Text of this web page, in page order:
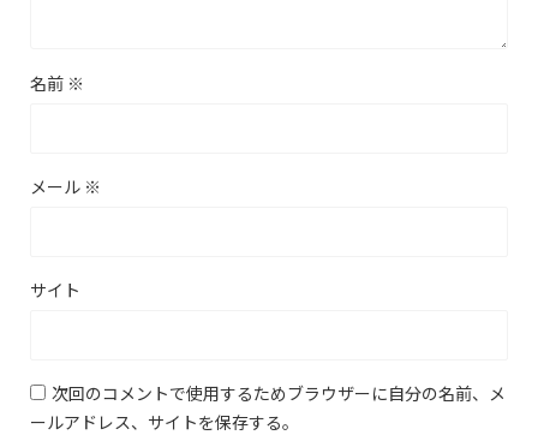
名前 ※
メール ※
サイト
次回のコメントで使用するためブラウザーに自分の名前、メ
ールアドレス、サイトを保存する。